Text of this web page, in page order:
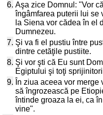
6. Aşa zice Domnul: "Vor
îngâmfarea puterii lui se
la Siena vor cădea în el
Dumnezeu.
7. Şi va fi el pustiu între
dintre cetăţile pustiite.
8. Şi vor şti că Eu sunt
Egiptului şi toţi
9. În ziua aceea vor
să îngrozească pe
întinde groaza la ei, ca
vine".